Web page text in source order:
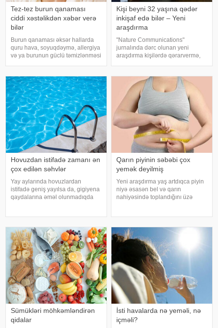
Tez-tez burun qanaması
ciddi xəstəlikdən xəbər verə
bilər
Burun qanaması əksər hallarda
quru hava, soyuqdəymə, allergiya
və ya burunun güclü təmizlənməsi
tez-tez təkrarlanır, çox olursa və
ya çətin dayanırsa, mütlə
Kişi beyni 32 yaşına qədər
inkişaf edə bilər – Yeni
araşdırma
"Nature Communications"
jurnalında dərc olunan yeni
araşdırma kişilərdə qərarvermə,
olan beyin nahiyələrinin orta
hesabla 32 yaşına qədər inkişa
Hovuzdan istifadə zamanı ən
çox edilən səhvlər
Yay aylarında hovuzlardan
istifadə geniş yayılsa da, gigiyena
qaydalarına əməl olunmadıqda
sonra duş qəbul etmək, hovuz
kənarınd
Qarın piyinin səbəbi çox
yemək deyilmiş
Yeni araşdırma yaş artdıqca piyin
niyə əsasən bel və qarın
nahiyəsində toplandığını üzə
müşahidə edir. Bu isə təkcə esteti
Sümükləri möhkəmləndirən
qidalar
İsti havalarda nə yeməli, nə
içməli?